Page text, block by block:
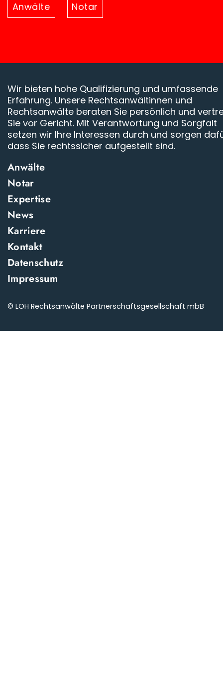
Anwälte Notar
Wir bieten hohe Qualifizierung und umfassende
Erfahrung. Unsere Rechtsanwältinnen und
Rechtsanwälte beraten Sie persönlich und
Sie vor Gericht. Mit Verantwortung und Sorgfalt
setzen wir Ihre Interessen durch und sorgen
dass Sie rechtssicher aufgestellt sind.
Anwälte
Notar
Expertise
News
Karriere
Kontakt
Datenschutz
Impressum
© LOH Rechtsanwälte Partnerschaftsgesellschaft mbB